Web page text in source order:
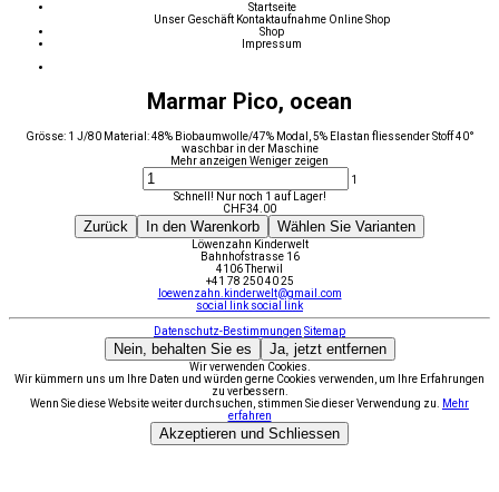
Startseite
Unser Geschäft Kontaktaufnahme Online Shop
Shop
Impressum
Marmar Pico, ocean
Grösse: 1 J/80 Material: 48% Biobaumwolle/47% Modal, 5% Elastan fliessender Stoff 40°
waschbar in der Maschine
Mehr anzeigen Weniger zeigen
1
Schnell! Nur noch 1 auf Lager!
CHF34.00
Zurück In den Warenkorb Wählen Sie Varianten
Löwenzahn Kinderwelt
Bahnhofstrasse 16
4106 Therwil
+41 78 250 40 25
loewenzahn.kinderwelt@gmail.com
social link social link
Datenschutz-Bestimmungen Sitemap
Nein, behalten Sie es Ja, jetzt entfernen
Wir verwenden Cookies.
Wir kümmern uns um Ihre Daten und würden gerne Cookies verwenden, um Ihre Erfahrungen
zu verbessern.
Wenn Sie diese Website weiter durchsuchen, stimmen Sie dieser Verwendung zu.
Mehr
erfahren
Akzeptieren und Schliessen